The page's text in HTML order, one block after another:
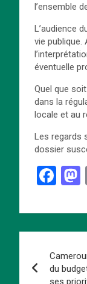
l’ensemble
L’audience
vie
éventuelle
Quel que
dans la
locale et au
Les regards
dossier
F
ce
b
o
o
de
du
ses